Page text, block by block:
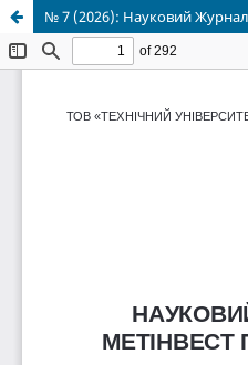
№ 7 (2026): Науковий Журнал